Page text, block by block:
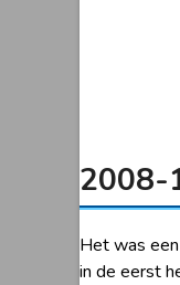
2008-
Het was
in de eerst